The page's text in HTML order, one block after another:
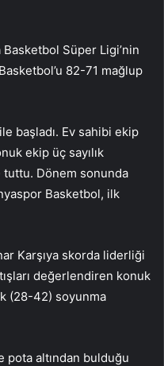
Basketbol Süper Ligi’nin
82-71 mağlup
başladı. Ev sahibi ekip
ekip üç sayılık
tuttu. Dönem sonunda
Basketbol, ​​ilk
Karşıya skorda liderliği
değerlendiren konuk
(28-42) soyunma
pota altından bulduğu